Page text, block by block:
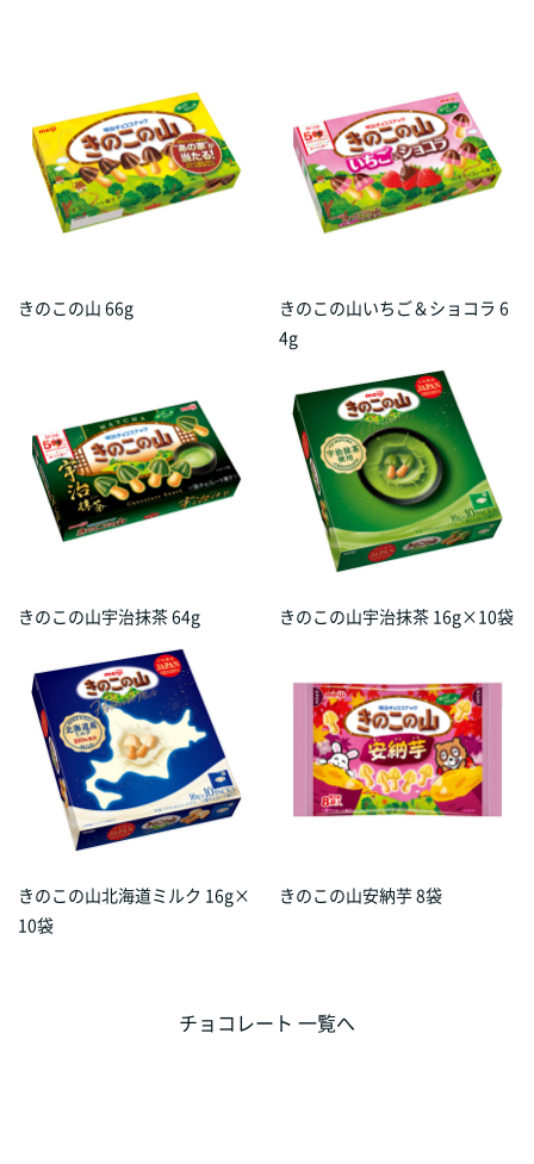
きのこの山 66g
きのこの山いちご＆ショコラ 6
4g
きのこの山宇治抹茶 64g きのこの山宇治抹茶 16g×10袋
きのこの山北海道ミルク 16g×
10袋
きのこの山安納芋 8袋
チョコレート 一覧へ